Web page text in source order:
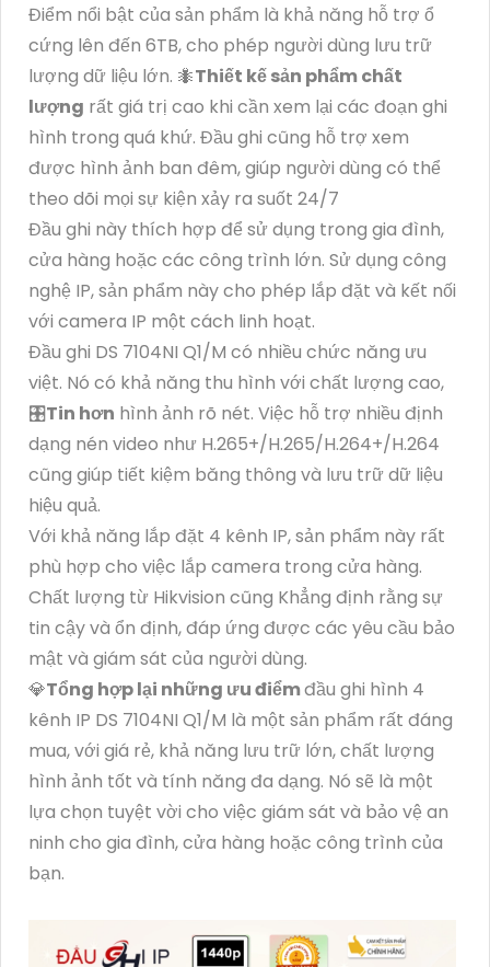
Điểm nổi bật của sản phẩm là khả năng hỗ trợ ổ
cứng lên đến 6TB, cho phép người dùng lưu trữ
lượng dữ liệu lớn. 🐜Thiết kế sản phẩm chất
lượng rất giá trị cao khi cần xem lại các đoạn ghi
hình trong quá khứ. Đầu ghi cũng hỗ trợ xem
được hình ảnh ban đêm, giúp người dùng có thể
theo dõi mọi sự kiện xảy ra suốt 24/7
Đầu ghi này thích hợp để sử dụng trong gia đình,
cửa hàng hoặc các công trình lớn. Sử dụng công
nghệ IP, sản phẩm này cho phép lắp đặt và kết nối
với camera IP một cách linh hoạt.
Đầu ghi DS 7104NI Q1/M có nhiều chức năng ưu
việt. Nó có khả năng thu hình với chất lượng cao,
🎛Tin hơn hình ảnh rõ nét. Việc hỗ trợ nhiều định
dạng nén video như H.265+/H.265/H.264+/H.264
cũng giúp tiết kiệm băng thông và lưu trữ dữ liệu
hiệu quả.
Với khả năng lắp đặt 4 kênh IP, sản phẩm này rất
phù hợp cho việc lắp camera trong cửa hàng.
Chất lượng từ Hikvision cũng Khẳng định rằng sự
tin cậy và ổn định, đáp ứng được các yêu cầu bảo
mật và giám sát của người dùng.
💎Tổng hợp lại những ưu điểmđầu ghi hình 4
kênh IP DS 7104NI Q1/M là một sản phẩm rất đáng
mua, với giá rẻ, khả năng lưu trữ lớn, chất lượng
hình ảnh tốt và tính năng đa dạng. Nó sẽ là một
lựa chọn tuyệt vời cho việc giám sát và bảo vệ an
ninh cho gia đình, cửa hàng hoặc công trình của
bạn.